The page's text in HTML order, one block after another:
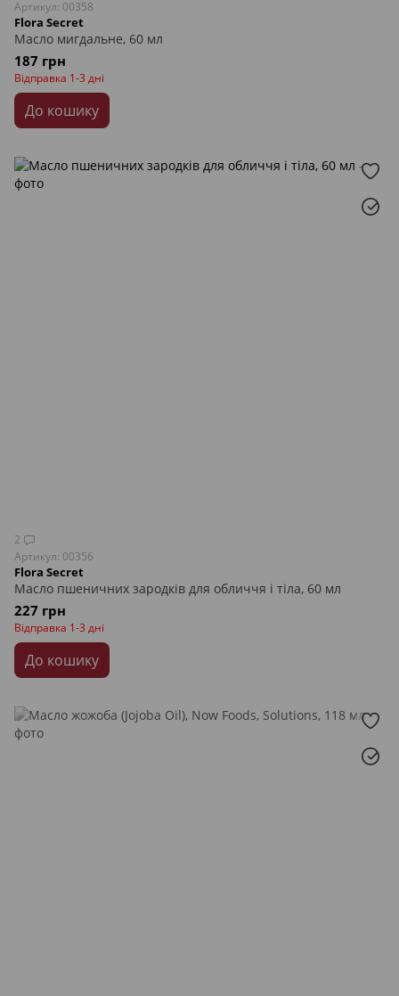
Артикул: 00358
Flora Secret
Масло мигдальне, 60 мл
187 грн
Відправка 1-3 дні
До кошику
2
Артикул: 00356
Flora Secret
Масло пшеничних зародків для обличчя і тіла, 60 мл
227 грн
Відправка 1-3 дні
До кошику